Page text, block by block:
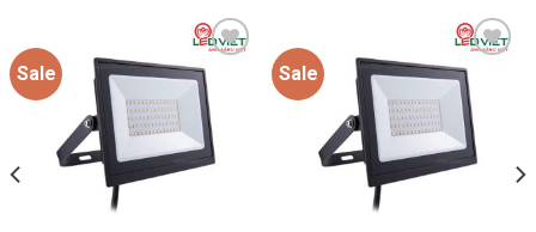
Sale
Add to
wishlist
Sale
Add to
wishlist